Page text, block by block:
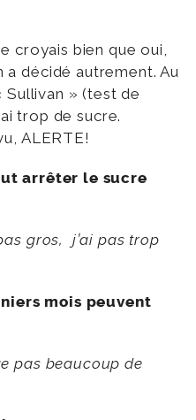
croyais bien que oui,
a décidé autrement. Au
» (test de
trop de sucre.
ALERTE!
arrêter le sucre
gros, j’ai pas trop
mois peuvent
pas beaucoup de